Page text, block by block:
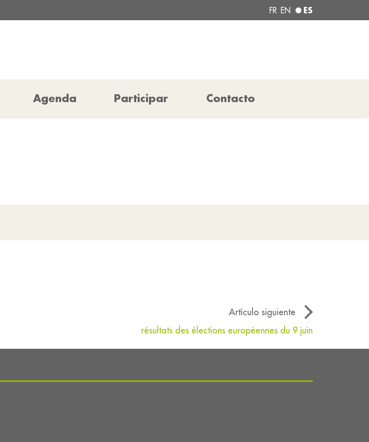
FR EN ES
Agenda Participar Contacto
Artículo siguiente
résultats des élections européennes du 9 juin